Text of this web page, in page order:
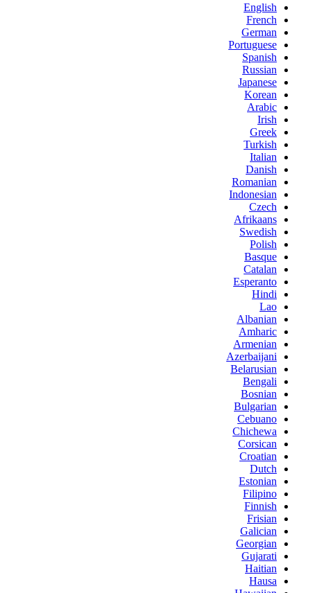
English
French
German
Portuguese
Spanish
Russian
Japanese
Korean
Arabic
Irish
Greek
Turkish
Italian
Danish
Romanian
Indonesian
Czech
Afrikaans
Swedish
Polish
Basque
Catalan
Esperanto
Hindi
Lao
Albanian
Amharic
Armenian
Azerbaijani
Belarusian
Bengali
Bosnian
Bulgarian
Cebuano
Chichewa
Corsican
Croatian
Dutch
Estonian
Filipino
Finnish
Frisian
Galician
Georgian
Gujarati
Haitian
Hausa